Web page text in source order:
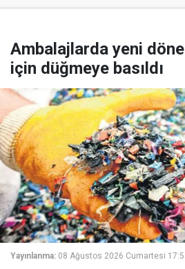
Ambalajlarda yeni
için düğmeye basıldı
Yayınlanma: 08 Ağustos 2026 Cumartesi